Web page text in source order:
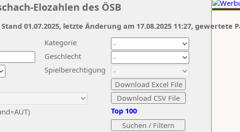
Elozahlen des ÖSB
Kategorie
Geschlecht
Spielberechtigung
Top 100
01.07.2025, letzte Änderung am 17.08.2025 11:27, gewertete